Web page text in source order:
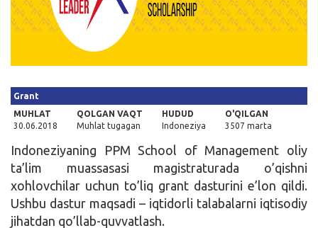
Kirish
Grant
MUHLAT
30.06.2018
QOLGAN VAQT
Muhlat tugagan
HUDUD
Indoneziya
O'QILGAN
3507 marta
Indoneziyaning PPM School of Management oliy
ta’lim muassasasi magistraturada o’qishni
xohlovchilar uchun to’liq grant dasturini e’lon qildi.
Ushbu dastur maqsadi – iqtidorli talabalarni iqtisodiy
jihatdan qo’llab-quvvatlash.